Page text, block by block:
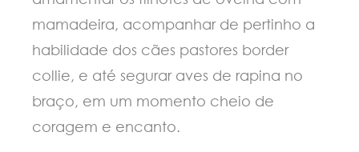
mamadeira, acompanhar de pertinho a
habilidade dos cães pastores border
collie, e até segurar aves de rapina no
braço, em um momento cheio de
coragem e encanto.